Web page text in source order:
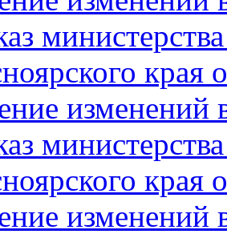
изменений
изменений